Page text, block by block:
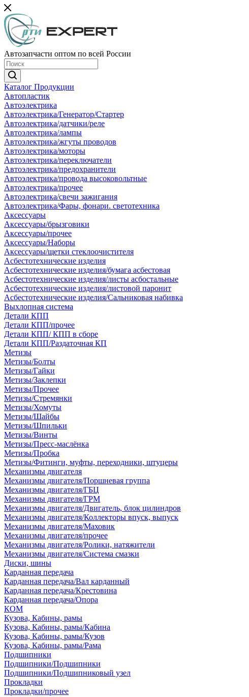
Автозапчасти оптом по всей России
Каталог Продукции
Автопластик
Автоэлектрика
Автоэлектрика/Генератор/Стартер
Автоэлектрика/датчики/реле
Автоэлектрика/лампы
Автоэлектрика/жгуты проводов
Автоэлектрика/моторы
Автоэлектрика/переключатели
Автоэлектрика/предохранители
Автоэлектрика/провода высоковольтные
Автоэлектрика/прочее
Автоэлектрика/свечи зажигания
Автоэлектрика/Фары, фонари. светотехника
Аксессуары
Аксессуары/брызговики
Аксессуары/прочее
Аксессуары/Наборы
Аксессуары/щетки стеклоочистителя
Асбестотехнические изделия
Асбестотехнические изделия/бумага асбестовая
Асбестотехнические изделия/листы асбостальные
Асбестотехнические изделия/листовой паронит
Асбестотехнические изделия/Сальниковая набивка
Выхлопная система
Детали КПП
Детали КПП/прочее
Детали КПП/ КПП в сборе
Детали КПП/Раздаточная КП
Метизы
Метизы/Болты
Метизы/Гайки
Метизы/Заклепки
Метизы/Прочее
Метизы/Стремянки
Метизы/Хомуты
Метизы/Шайбы
Метизы/Шпильки
Метизы/Винты
Метизы/Пресс-маслёнка
Метизы/Пробка
Метизы/Фитинги, муфты, переходники, штуцеры
Механизмы двигателя
Механизмы двигателя/Поршневая группа
Механизмы двигателя/ГБЦ
Механизмы двигателя/ГРМ
Механизмы двигателя/Двигатель, блок цилиндров
Механизмы двигателя/Коллекторы впуск, выпуск
Механизмы двигателя/Маховик
Механизмы двигателя/прочее
Механизмы двигателя/Ролики, натяжители
Механизмы двигателя/Система смазки
Диски, шины
Карданная передача
Карданная передача/Вал карданный
Карданная передача/Крестовина
Карданная передача/Опора
КОМ
Кузова, Кабины, рамы
Кузова, Кабины, рамы/Кабина
Кузова, Кабины, рамы/Кузов
Кузова, Кабины, рамы/Рама
Подшипники
Подшипники/Подшипники
Подшипники/Подшипниковый узел
Прокладки
Прокладки/прочее